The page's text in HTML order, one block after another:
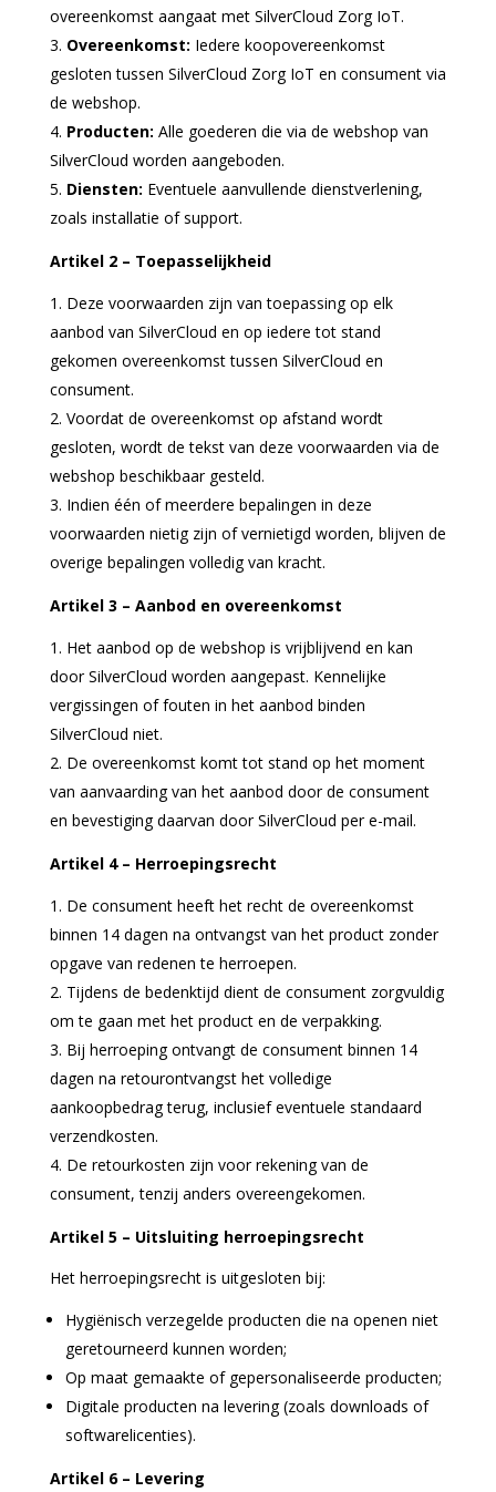
overeenkomst aangaat met SilverCloud Zorg IoT.
Overeenkomst: Iedere koopovereenkomst
gesloten tussen SilverCloud Zorg IoT en consument via
de webshop.
Producten: Alle goederen die via de webshop van
SilverCloud worden aangeboden.
Diensten: Eventuele aanvullende dienstverlening,
zoals installatie of support.
Artikel 2 – Toepasselijkheid
Deze voorwaarden zijn van toepassing op elk
aanbod van SilverCloud en op iedere tot stand
gekomen overeenkomst tussen SilverCloud en
consument.
Voordat de overeenkomst op afstand wordt
gesloten, wordt de tekst van deze voorwaarden via de
webshop beschikbaar gesteld.
Indien één of meerdere bepalingen in deze
voorwaarden nietig zijn of vernietigd worden, blijven de
overige bepalingen volledig van kracht.
Artikel 3 – Aanbod en overeenkomst
Het aanbod op de webshop is vrijblijvend en kan
door SilverCloud worden aangepast. Kennelijke
vergissingen of fouten in het aanbod binden
SilverCloud niet.
De overeenkomst komt tot stand op het moment
van aanvaarding van het aanbod door de consument
en bevestiging daarvan door SilverCloud per e-mail.
Artikel 4 – Herroepingsrecht
De consument heeft het recht de overeenkomst
binnen 14 dagen na ontvangst van het product zonder
opgave van redenen te herroepen.
Tijdens de bedenktijd dient de consument zorgvuldig
om te gaan met het product en de verpakking.
Bij herroeping ontvangt de consument binnen 14
dagen na retourontvangst het volledige
aankoopbedrag terug, inclusief eventuele standaard
verzendkosten.
De retourkosten zijn voor rekening van de
consument, tenzij anders overeengekomen.
Artikel 5 – Uitsluiting herroepingsrecht
Het herroepingsrecht is uitgesloten bij:
Hygiënisch verzegelde producten die na openen niet
geretourneerd kunnen worden;
Op maat gemaakte of gepersonaliseerde producten;
Digitale producten na levering (zoals downloads of
softwarelicenties).
Artikel 6 – Levering